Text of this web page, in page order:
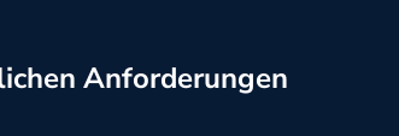
Anforderungen